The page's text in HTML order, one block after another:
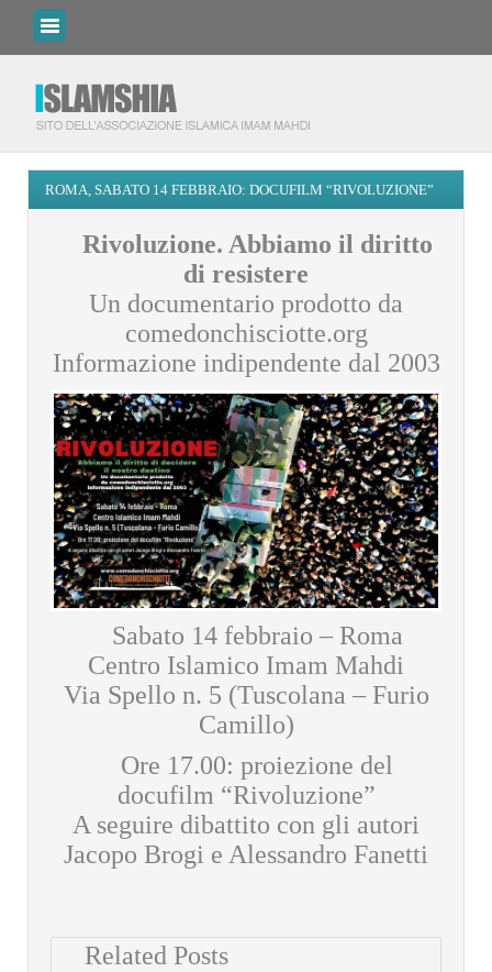
ROMA, SABATO 14 FEBBRAIO: DOCUFILM “RIVOLUZIONE”
Rivoluzione. Abbiamo il diritto
di resistere
Un documentario prodotto da
comedonchisciotte.org
Informazione indipendente dal 2003
Sabato 14 febbraio – Roma
Centro Islamico Imam Mahdi
Via Spello n. 5 (Tuscolana – Furio
Camillo)
Ore 17.00: proiezione del
docufilm “Rivoluzione”
A seguire dibattito con gli autori
Jacopo Brogi e Alessandro Fanetti
Related Posts